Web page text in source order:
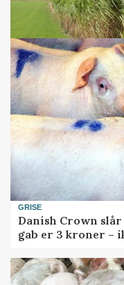
GRISE
Danish Crown
gab er 3 kroner –